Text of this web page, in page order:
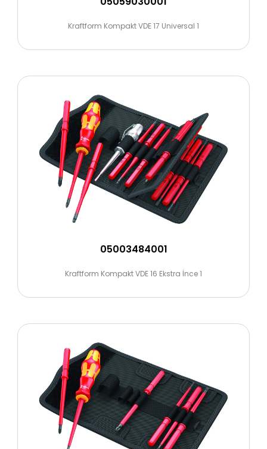
Kraftform Kompakt VDE 17 Universal 1
05003484001
Kraftform Kompakt VDE 16 Ekstra İnce 1